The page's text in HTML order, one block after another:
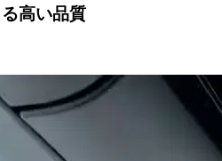
高い品質